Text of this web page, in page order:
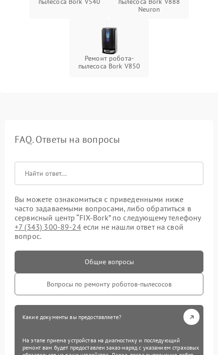
Neuron
Ремонт робота-
пылесоса Bork V850
FAQ. Ответы на вопросы
Вы можете ознакомиться с приведенными ниже
часто задаваемыми вопросами, либо обратиться в
сервисный центр “FIX-Bork” по следующему телефону
+7 (343) 300-89-24если не нашли ответ на свой
вопрос.
Общие вопросы
Вопросы по ремонту роботов-пылесосов
Какие документы вы предоставляете?
На этапе приема устройства на диагностику и последующий
ремонт вам будет предоставлен заказ-наряд с указанием страховых